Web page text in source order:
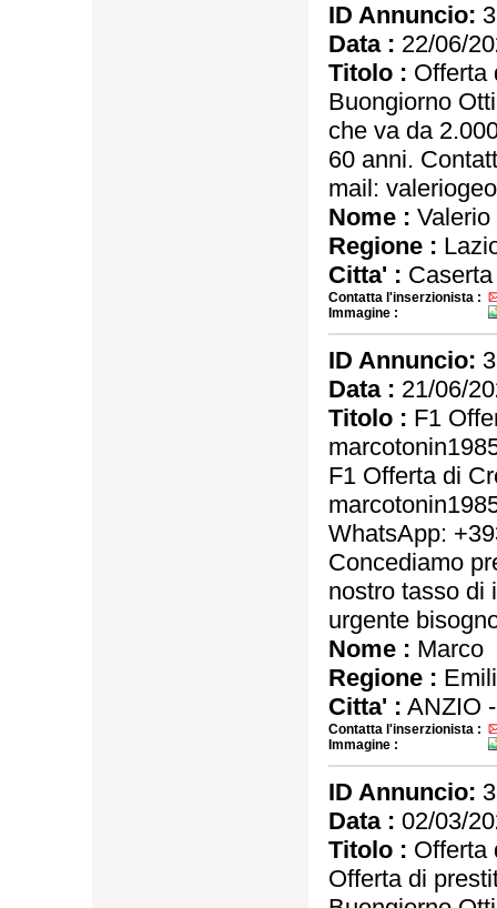
ID Annuncio:
Data : 22/06/
Titolo : Offerta
Buongiorno
che va da
60 anni.
mail:
Nome : Valerio
Regione :
Citta' :
Contatta l'inserzionista :
Immagine :
ID Annuncio:
Data : 21/06/
Titolo : F1
F1 Offerta di
WhatsApp:
Concediamo
nostro tasso di
urgente
Nome : Marco
Regione :
Citta' : ANZIO
Contatta l'inserzionista :
Immagine :
ID Annuncio:
Data : 02/03/
Titolo : Offerta
Offerta di